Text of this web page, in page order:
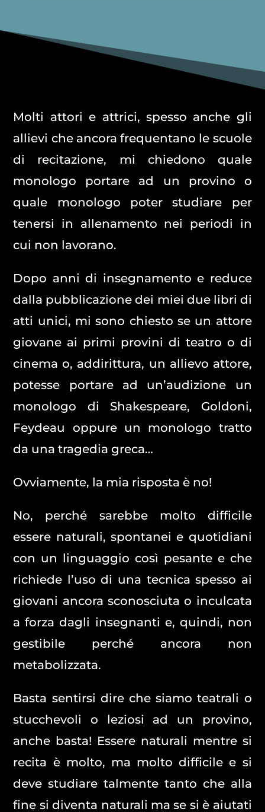
Molti attori e attrici, spesso anche gli
allievi che ancora frequentano le scuole
di recitazione, mi chiedono quale
monologo portare ad un provino o
quale monologo poter studiare per
tenersi in allenamento nei periodi in
cui non lavorano.
Dopo anni di insegnamento e reduce
dalla pubblicazione dei miei due libri di
atti unici, mi sono chiesto se un attore
giovane ai primi provini di teatro o di
cinema o, addirittura, un allievo attore,
potesse portare ad un’audizione un
monologo di Shakespeare, Goldoni,
Feydeau oppure un monologo tratto
da una tragedia greca…
Ovviamente, la mia risposta è no!
No, perché sarebbe molto difficile
essere naturali, spontanei e quotidiani
con un linguaggio così pesante e che
richiede l’uso di una tecnica spesso ai
giovani ancora sconosciuta o inculcata
a forza dagli insegnanti e, quindi, non
gestibile perché ancora non
metabolizzata.
Basta sentirsi dire che siamo teatrali o
stucchevoli o leziosi ad un provino,
anche basta! Essere naturali mentre si
recita è molto, ma molto difficile e si
deve studiare talmente tanto che alla
fine si diventa naturali ma se si è aiutati